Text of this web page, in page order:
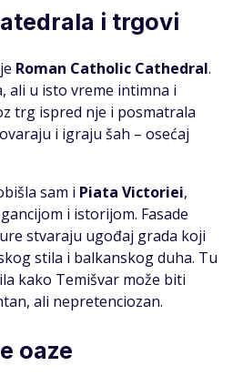
i trgovi
Roman Catholic Cathedral.
ali u isto vreme intimna i
trg ispred nje i posmatrala
i igraju šah – osećaj
sam i Piata Victoriei,
i istorijom. Fasade
stvaraju ugođaj grada koji
stila i balkanskog duha. Tu
kako Temišvar može biti
ali nepretenciozan.
oaze